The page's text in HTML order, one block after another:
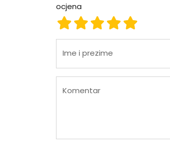
ocjena
ocjena 5
ocjena 4
ocjena 3
ocjena 2
ocjena 1
Ime i prezime
Komentar